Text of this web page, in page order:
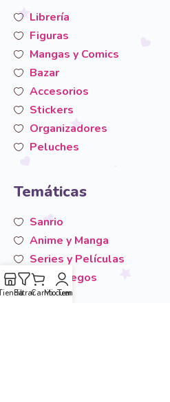
Librería
Figuras
Mangas y Comics
Bazar
Accesorios
Stickers
Organizadores
Peluches
Temáticas
Sanrio
Anime y Manga
Series y Películas
Videojuegos
San-X
FiltrarCarritoMi cuenta
Temáticas